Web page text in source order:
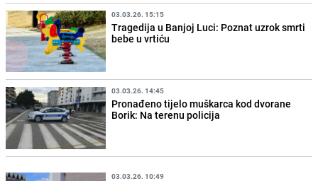
03.03.26. 15:15
Tragedija u Banjoj Luci: Poznat uzrok smrti
bebe u vrtiću
03.03.26. 14:45
Pronađeno tijelo muškarca kod dvorane
Borik: Na terenu policija
03.03.26. 10:49